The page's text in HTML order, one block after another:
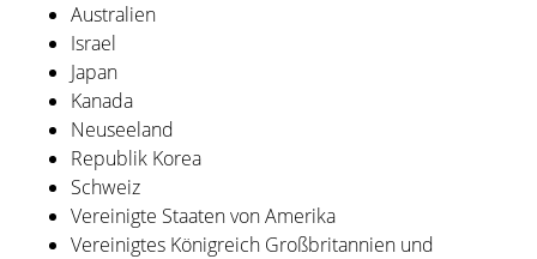
Australien
Israel
Japan
Kanada
Neuseeland
Republik Korea
Schweiz
Vereinigte Staaten von Amerika
Vereinigtes Königreich Großbritannien und